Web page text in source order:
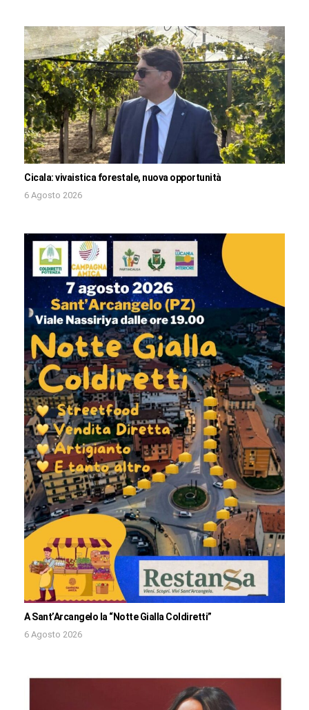
Cicala: vivaistica forestale, nuova opportunità
6 Agosto 2026
A Sant’Arcangelo la “Notte Gialla Coldiretti”
6 Agosto 2026